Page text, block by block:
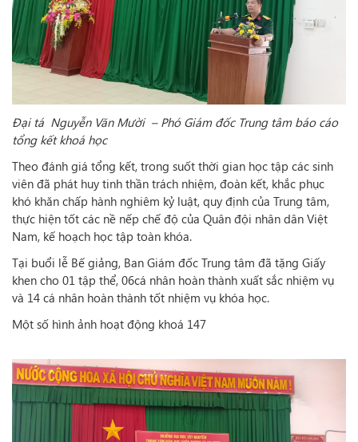
Đại tá Nguyễn Văn Mười – Phó Giám đốc Trung tâm báo cáo
tổng kết khoá học
Theo đánh giá tổng kết, trong suốt thời gian học tập các sinh
viên đã phát huy tinh thần trách nhiệm, đoàn kết, khắc phục
khó khăn chấp hành nghiêm kỷ luật, quy định của Trung tâm,
thực hiện tốt các nề nếp chế độ của Quân đội nhân dân Việt
Nam, kế hoạch học tập toàn khóa.
Tại buổi lễ Bế giảng, Ban Giám đốc Trung tâm đã tặng Giấy
khen cho 01 tập thể, 06cá nhân hoàn thành xuất sắc nhiệm vụ
và 14 cá nhân hoàn thành tốt nhiệm vụ khóa học.
Một số hình ảnh hoạt động khoá 147